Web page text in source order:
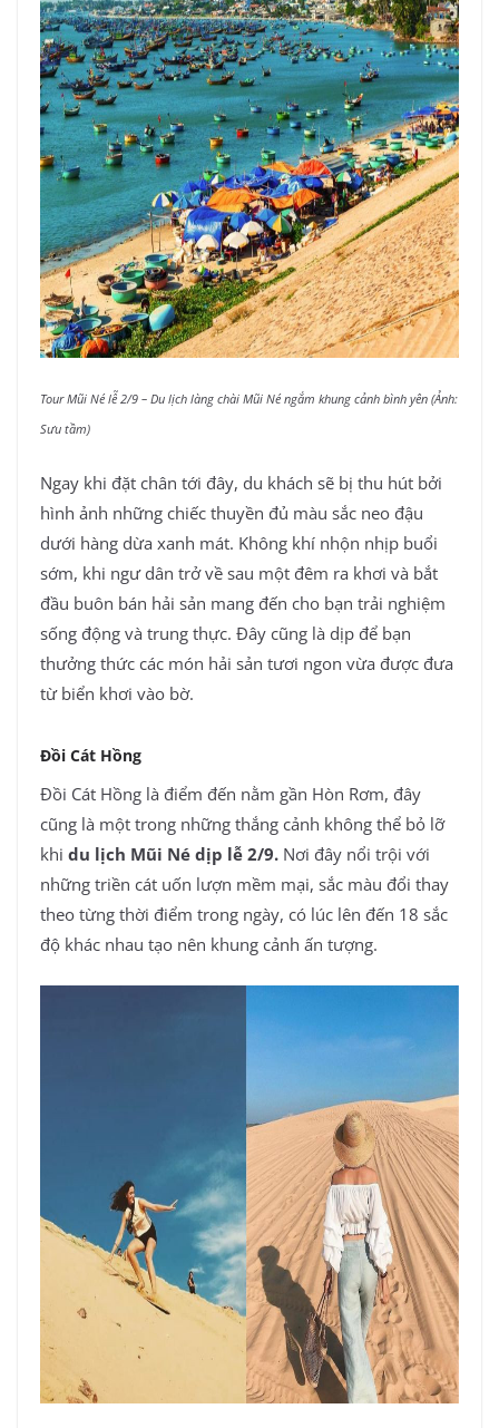
Tour Mũi Né lễ 2/9 – Du lịch làng chài Mũi Né ngắm khung cảnh bình yên (Ảnh:
Sưu tầm)
Ngay khi đặt chân tới đây, du khách sẽ bị thu hút bởi
hình ảnh những chiếc thuyền đủ màu sắc neo đậu
dưới hàng dừa xanh mát. Không khí nhộn nhịp buổi
sớm, khi ngư dân trở về sau một đêm ra khơi và bắt
đầu buôn bán hải sản mang đến cho bạn trải nghiệm
sống động và trung thực. Đây cũng là dịp để bạn
thưởng thức các món hải sản tươi ngon vừa được đưa
từ biển khơi vào bờ.
Đồi Cát Hồng
Đồi Cát Hồng là điểm đến nằm gần Hòn Rơm, đây
cũng là một trong những thắng cảnh không thể bỏ lỡ
khi du lịch Mũi Né dịp lễ 2/9. Nơi đây nổi trội với
những triền cát uốn lượn mềm mại, sắc màu đổi thay
theo từng thời điểm trong ngày, có lúc lên đến 18 sắc
độ khác nhau tạo nên khung cảnh ấn tượng.